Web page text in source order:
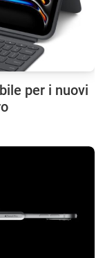
per i nuovi